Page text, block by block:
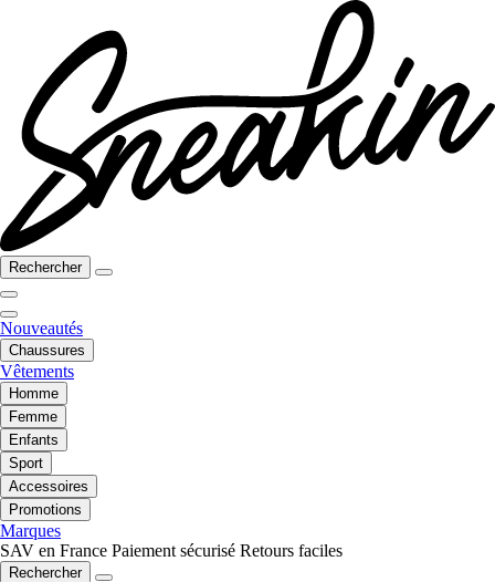
Rechercher
Nouveautés
Chaussures
Vêtements
Homme
Femme
Enfants
Sport
Accessoires
Promotions
Marques
SAV en France Paiement sécurisé Retours faciles
Rechercher